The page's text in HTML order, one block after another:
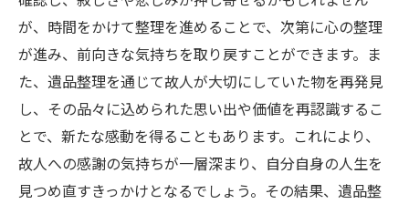
心の中の整理を促す工夫
感情の整理を通じた時間の過ごし方
心の豊かさを育むためのステップ
思い出と共に過ごす時間の重要性
遺品整理で心の平安を保つための実践方法
心の平安を保つ整理法
が、時間をかけて整理を進めることで、次第に心の整理
が進み、前向きな気持ちを取り戻すことができます。ま
た、遺品整理を通じて故人が大切にしていた物を再発見
し、その品々に込められた思い出や価値を再認識するこ
とで、新たな感動を得ることもあります。これにより、
故人への感謝の気持ちが一層深まり、自分自身の人生を
見つめ直すきっかけとなるでしょう。その結果、遺品整